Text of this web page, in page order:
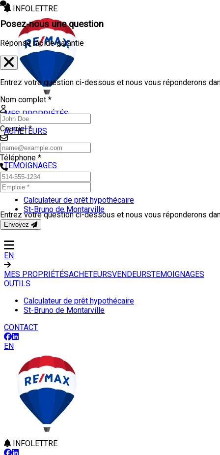
INFOLETTRE
MES PROPRIÉTÉS
ACHETEURS
VENDEURS
TEMOIGNAGES
OUTILS
Calculateur de prêt hypothécaire
St-Bruno de Montarville
CONTACT
EN
MES PROPRIÉTÉSACHETEURSVENDEURSTEMOIGNAGES
OUTILS
Calculateur de prêt hypothécaire
St-Bruno de Montarville
CONTACT
EN
INFOLETTRE
Posez-nous une question
Réponse rapide garantie
Entrez votre question ci-dessous et nous vous réponderons
Nom complet *
Courriel *
Téléphone *
Entrez votre question ci-dessous et nous vous réponderons
Envoyez